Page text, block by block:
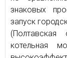
знаковых
запуск
котельная